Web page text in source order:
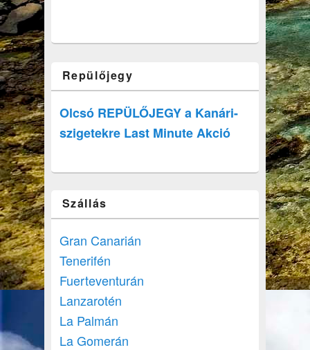
Repülőjegy
Olcsó REPÜLŐJEGY a Kanári-
szigetekre Last Minute Akció
Szállás
Gran Canarián
Tenerifén
Fuerteventurán
Lanzarotén
La Palmán
La Gomerán